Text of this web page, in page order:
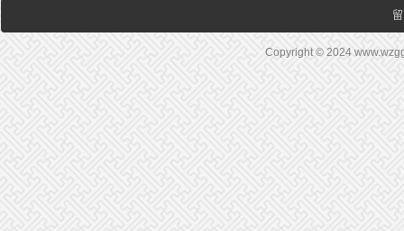
Copyright © 2024